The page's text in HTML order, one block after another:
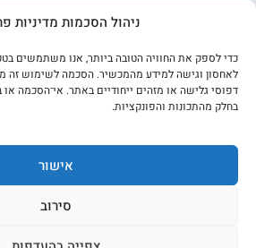
ניהול הסכמות מדיניות
לאחסון וגישה למידע מהמכשיר. הסכמה לשימוש זה
דפוסי גלישה או מזהים ייחודיים באתר. אי־הסכמה
בחלק מהתכונות והפונקציות.
אישור
סירוב
מידע
תקנון
הרשמה לניוזלטר
פרסמו אצלנו
הצהרת נגישות
©כל הזכויות שמורות למים נט (נוסד בשנת